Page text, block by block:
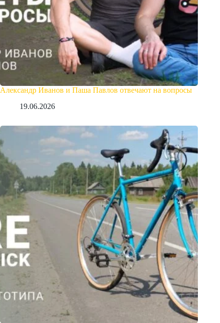
Александр Иванов и Паша Павлов отвечают на вопросы
19.06.2026